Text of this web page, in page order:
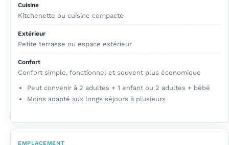
Cuisine
Kitchenette ou cuisine compacte
Extérieur
Petite terrasse ou espace extérieur
Confort
Confort simple, fonctionnel et souvent plus économique
Peut convenir à 2 adultes + 1 enfant ou 2 adultes + bébé
Moins adapté aux longs séjours à plusieurs
EMPLACEMENT